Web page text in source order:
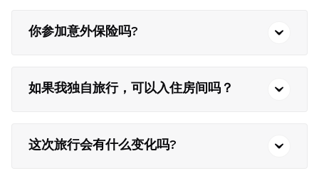
你参加意外保险吗?
如果我独自旅行，可以入住房间吗？
这次旅行会有什么变化吗?